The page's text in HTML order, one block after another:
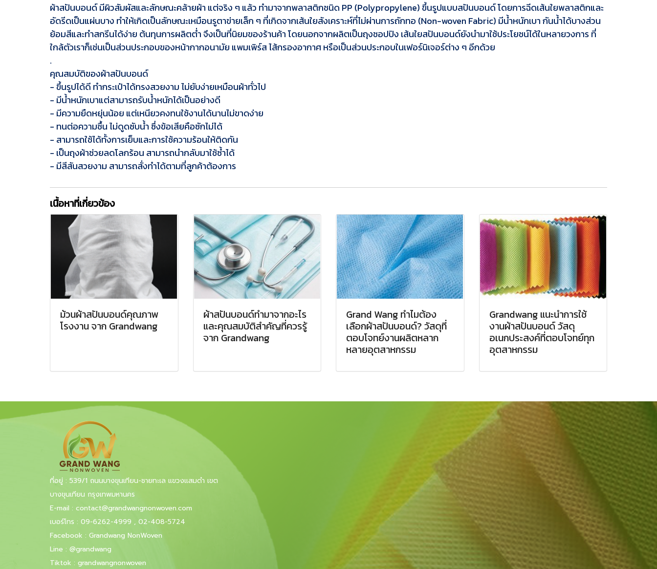
ผ้าสปันบอนด์ มีผิวสัมผัสและลักษณะคล้ายผ้า แต่จริง ๆ แล้ว ทำมาจากพลาสติกชนิด PP (Polypropylene) ขึ้นรูปแบบสปันบอนด์ โดยการฉีดเส้นใยพลาสติกและ
อัดรีดเป็นแผ่นบาง ทำให้เกิดเป็นลักษณะเหมือนรูตาข่ายเล็ก ๆ ที่เกิดจากเส้นใยสังเคราะห์ที่ไม่ผ่านการถักทอ (Non-woven Fabric) มีน้ำหนักเบา กันน้ำได้บางส่วน
ย้อมสีและทำสกรีนได้ง่าย ต้นทุนการผลิตต่ำ จึงเป็นที่นิยมของร้านค้า โดยนอกจากผลิตเป็นถุงชอปปิง เส้นใยสปันบอนด์ยังนำมาใช้ประโยชน์ได้ในหลายวงการ ที่
ใกล้ตัวเราก็เช่นเป็นส่วนประกอบของหน้ากากอนามัย แพมเพิร์ส ไส้กรองอากาศ หรือเป็นส่วนประกอบในเฟอร์นิเจอร์ต่าง ๆ อีกด้วย
.
คุณสมบัติของผ้าสปันบอนด์
- ขึ้นรูปได้ดี ทำกระเป๋าได้ทรงสวยงาม ไม่ยับง่ายเหมือนผ้าทั่วไป
- มีน้ำหนักเบาแต่สามารถรับน้ำหนักได้เป็นอย่างดี
- มีความยืดหยุ่นน้อย แต่เหนียวคงทนใช้งานได้นานไม่ขาดง่าย
- ทนต่อความชื้น ไม่ดูดซับน้ำ ซึ่งข้อเสียคือซักไม่ได้
- สามารถใช้ได้ทั้งการเย็บและการใช้ความร้อนให้ติดกัน
- เป็นถุงผ้าช่วยลดโลกร้อน สามารถนำกลับมาใช้ซ้ำได้
- มีสีสันสวยงาม สามารถสั่งทำได้ตามที่ลูกค้าต้องการ
เนื้อหาที่เกี่ยวข้อง
ม้วนผ้าสปันบอนด์คุณภาพ
โรงงาน จาก Grandwang
ผ้าสปันบอนด์ทำมาจากอะไร
และคุณสมบัติสำคัญที่ควรรู้
จาก Grandwang
Grand Wang ทำไมต้อง
เลือกผ้าสปันบอนด์? วัสดุที่
ตอบโจทย์งานผลิตหลาก
หลายอุตสาหกรรม
Grandwang แนะนำการใช้
งานผ้าสปันบอนด์ วัสดุ
อเนกประสงค์ที่ตอบโจทย์ทุก
อุตสาหกรรม
ที่อยู่ : 539/1 ถนนบางขุนเทียน-ชายทะเล แขวงแสมดำ เขต
บางขุนเทียน กรุงเทพมหานคร
E-mail : contact@grandwangnonwoven.com
เบอร์โทร : 09-6262-4999 , 02-408-5724
Facebook : Grandwang NonWoven
Line : @grandwang
Tiktok : grandwangnonwoven